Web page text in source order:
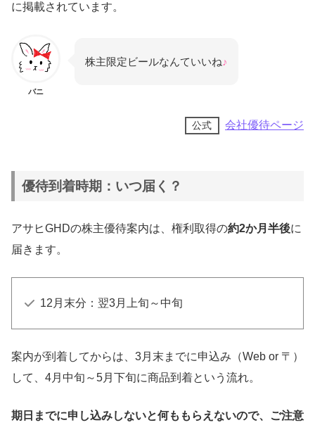
に掲載されています。
バニ
株主限定ビールなんていいね♪
公式 会社優待ページ
優待到着時期：いつ届く？
アサヒGHDの株主優待案内は、権利取得の約2か月半後に
届きます。
12月末分：翌3月上旬～中旬
案内が到着してからは、3月末までに申込み（Web or 〒）
して、4月中旬～5月下旬に商品到着という流れ。
期日までに申し込みしないと何ももらえないので、ご注意